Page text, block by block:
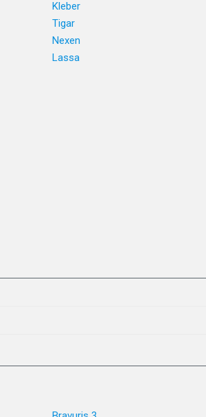
Kleber
Tigar
Nexen
Lassa